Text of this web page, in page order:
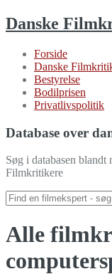
Danske
Forside
Danske
Bestyrelse
Bodilprisen
Privatlivspolitik
Database over
Søg i databasen
Filmkritikere
Alle